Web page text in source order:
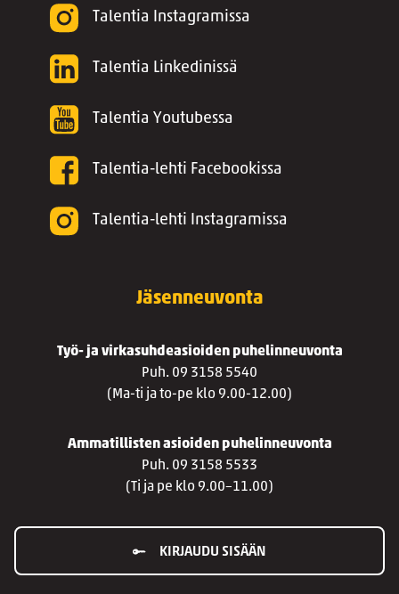
Talentia Instagramissa
Talentia Linkedinissä
Talentia Youtubessa
Talentia-lehti Facebookissa
Talentia-lehti Instagramissa
Jäsenneuvonta
Työ- ja virkasuhdeasioiden puhelinneuvonta
Puh. 09 3158 5540
(Ma-ti ja to-pe klo 9.00-12.00)
Ammatillisten asioiden puhelinneuvonta
Puh. 09 3158 5533
(Ti ja pe klo 9.00–11.00)
KIRJAUDU SISÄÄN